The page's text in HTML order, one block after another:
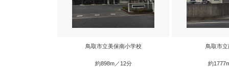
鳥取市立美保南小学校
約898m／12分
鳥取市
約